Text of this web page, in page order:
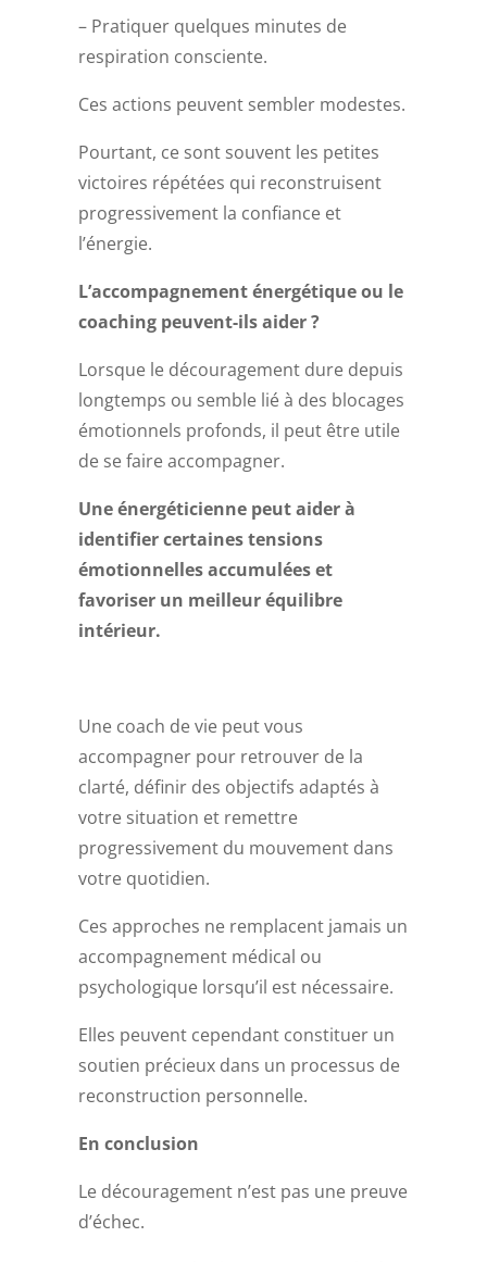
– Pratiquer quelques minutes de
respiration consciente.
Ces actions peuvent sembler modestes.
Pourtant, ce sont souvent les petites
victoires répétées qui reconstruisent
progressivement la confiance et
l’énergie.
L’accompagnement énergétique ou le
coaching peuvent-ils aider ?
Lorsque le découragement dure depuis
longtemps ou semble lié à des blocages
émotionnels profonds, il peut être utile
de se faire accompagner.
Une énergéticienne peut aider à
identifier certaines tensions
émotionnelles accumulées et
favoriser un meilleur équilibre
intérieur.
Une coach de vie peut vous
accompagner pour retrouver de la
clarté, définir des objectifs adaptés à
votre situation et remettre
progressivement du mouvement dans
votre quotidien.
Ces approches ne remplacent jamais un
accompagnement médical ou
psychologique lorsqu’il est nécessaire.
Elles peuvent cependant constituer un
soutien précieux dans un processus de
reconstruction personnelle.
En conclusion
Le découragement n’est pas une preuve
d’échec.